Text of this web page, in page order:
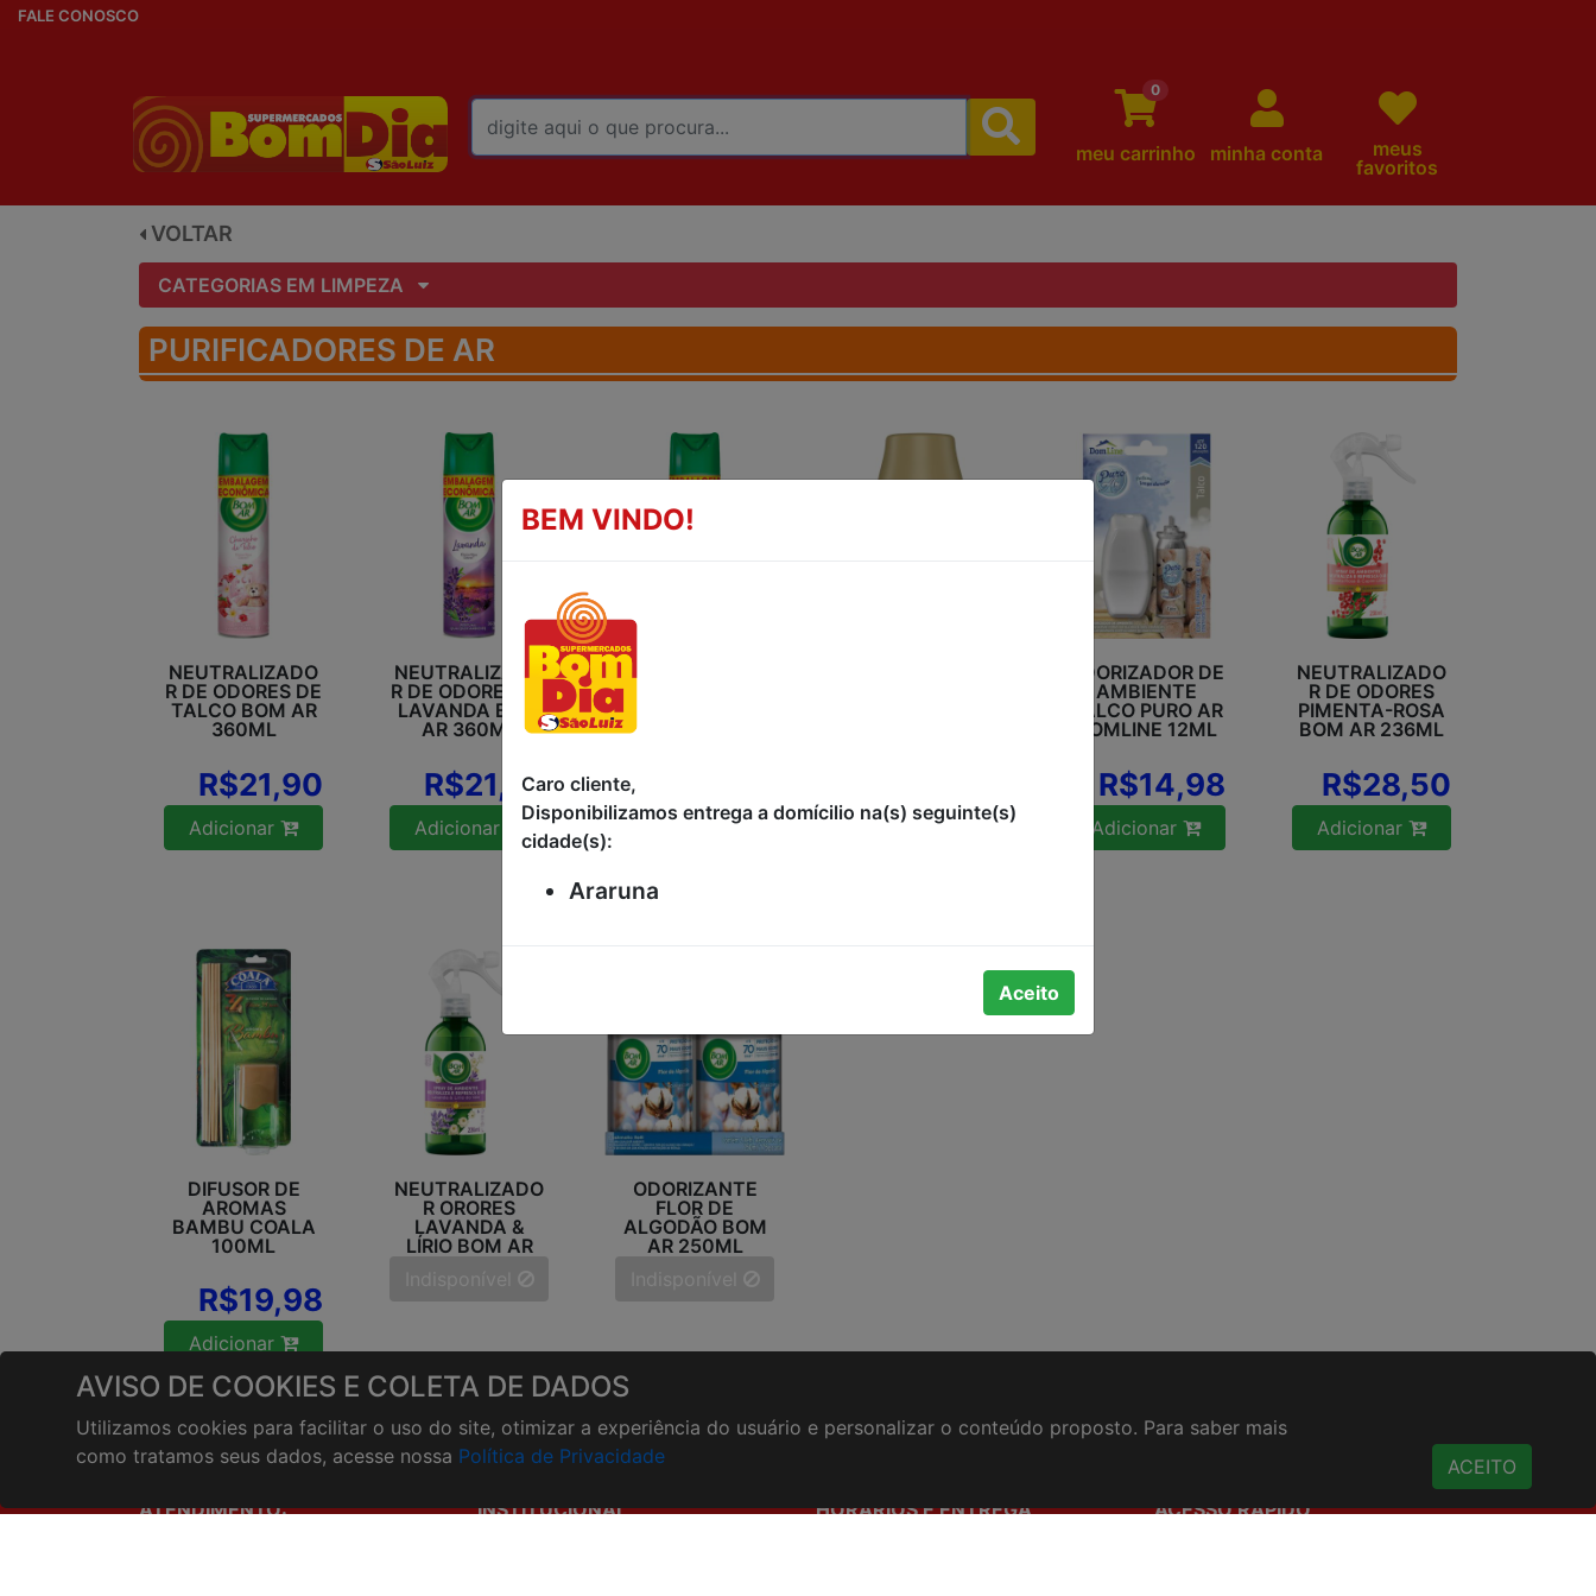
FALE CONOSCO
0
meu carrinho minha conta
meus
favoritos
VOLTAR
CATEGORIAS EM LIMPEZA
PURIFICADORES DE AR
NEUTRALIZADO
R DE ODORES DE
TALCO BOM AR
360ML
R$21,90
Adicionar
NEUTRALIZADO
R DE ODORES DE
LAVANDA BOM
AR 360ML
R$21,90
Adicionar
PURIFICADOR
ODORES JARDIM
DE PÊONIA BOM
Adicionar
ODORIZADOR DE
AMBIENTE
TALCO PURO AR
DOMLINE 12ML
R$14,98
Adicionar
NEUTRALIZADO
R DE ODORES
PIMENTA-ROSA
BOM AR 236ML
R$28,50
Adicionar
DIFUSOR DE
AROMAS
BAMBU COALA
100ML
R$19,98
Adicionar
NEUTRALIZADO
R ORORES
LAVANDA &
LÍRIO BOM AR
ODORIZANTE
FLOR DE
ALGODÃO BOM
AR 250ML
BEM VINDO!
Caro cliente,
Disponibilizamos entrega a domícilio na(s) seguinte(s)
cidade(s):
Araruna
Aceito
AVISO DE COOKIES E COLETA DE DADOS
Utilizamos cookies para facilitar o uso do site, otimizar a experiência do usuário e personalizar o conteúdo proposto. Para saber mais
como tratamos seus dados, acesse nossa Política de Privacidade
ACEITO
ATENDIMENTO:
INSTITUCIONAL HORÁRIOS E ENTREGA ACESSO RÁPIDO